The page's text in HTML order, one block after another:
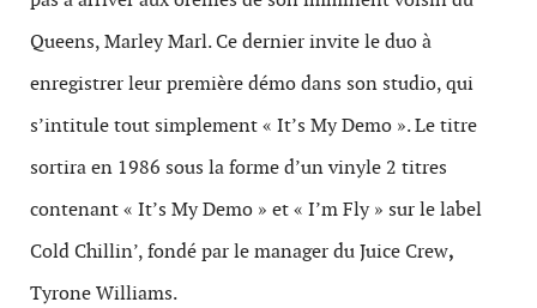
Queens, Marley Marl. Ce dernier invite le duo à
enregistrer leur première démo dans son studio, qui
s’intitule tout simplement « It’s My Demo ». Le titre
sortira en 1986 sous la forme d’un vinyle 2 titres
contenant « It’s My Demo » et « I’m Fly » sur le label
Cold Chillin’, fondé par le manager du Juice Crew,
Tyrone Williams.